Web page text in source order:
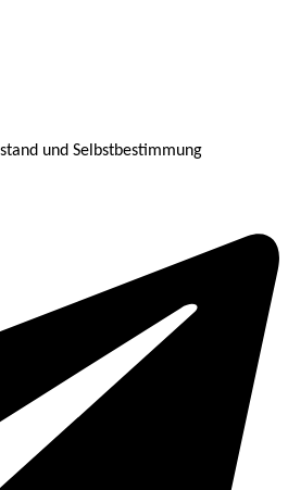
und Selbstbestimmung